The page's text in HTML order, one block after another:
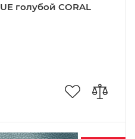
голубой CORAL